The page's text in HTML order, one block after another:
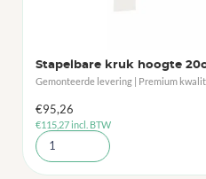
Stapelbare kruk hoogte
Gemonteerde levering | Premium
€95,26
€115,27incl. BTW